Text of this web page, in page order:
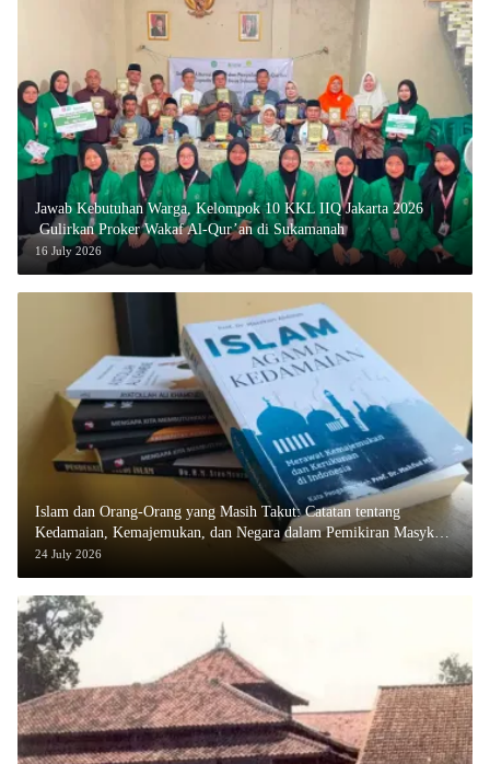
Jawab Kebutuhan Warga, Kelompok 10 KKL IIQ Jakarta 2026
Gulirkan Proker Wakaf Al-Qur’an di Sukamanah
16 July 2026
Islam dan Orang-Orang yang Masih Takut: Catatan tentang
Kedamaian, Kemajemukan, dan Negara dalam Pemikiran Masykuri
Abdillah
24 July 2026